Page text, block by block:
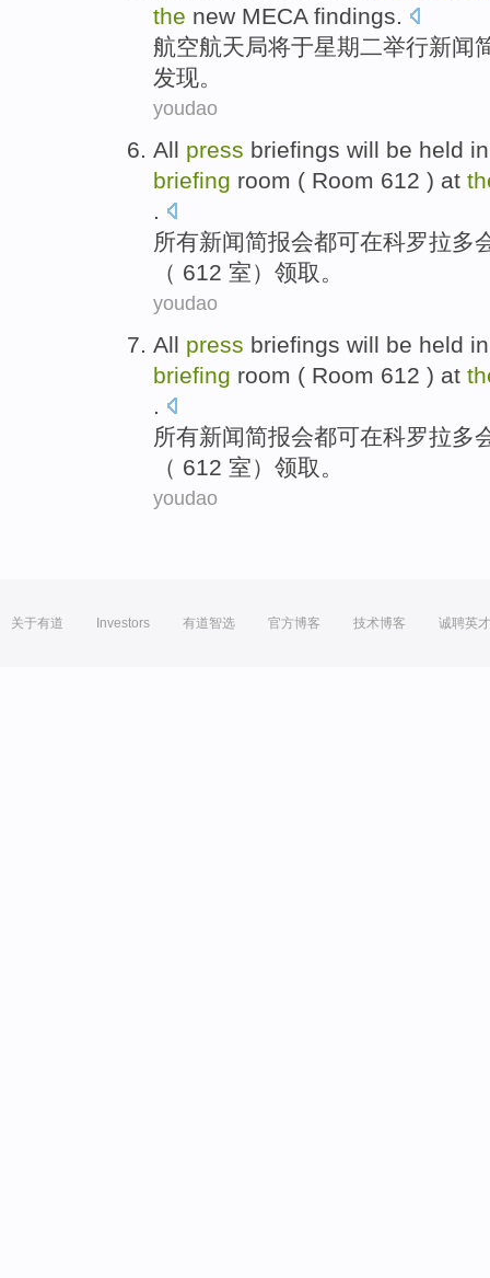
the new MECA findings.
航空航天局将于星期二举行新闻
发现。
youdao
All press briefings will be held in
briefing room ( Room 612 ) at
.
所有新闻简报会都可在科罗拉多
（ 612 室）领取。
youdao
All press briefings will be held in
briefing room ( Room 612 ) at
.
所有新闻简报会都可在科罗拉多
（ 612 室）领取。
youdao
关于有道 Investors 有道智选 官方博客 技术博客 诚聘英才